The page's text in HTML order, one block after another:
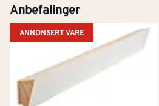
Anbefalinger
ANNONSERT VARE